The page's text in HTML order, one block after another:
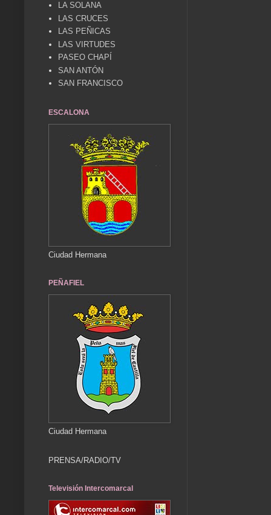
LA SOLANA
LAS CRUCES
LAS PEÑICAS
LAS VIRTUDES
PASEO CHAPÍ
SAN ANTÓN
SAN FRANCISCO
ESCALONA
Ciudad Hermana
PEÑAFIEL
Ciudad Hermana
PRENSA/RADIO/TV
Televisión Intercomarcal